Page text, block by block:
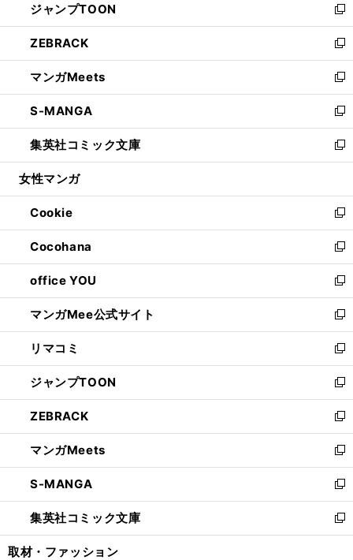
く
で
開
く
ド
ウ
で
開
く
ィ
ン
ド
ウ
で
開
く
い
ウ
ィ
ン
ド
ウ
で
開
く
ジャンプTOON
新
し
い
ウ
ィ
ン
ド
ウ
で
開
ZEBRACK
新
し
い
ウ
ィ
ン
ド
ウ
開
く
マンガMeets
新
し
い
ウ
ィ
ン
ウ
で
開
く
S-MANGA
新
し
い
ウ
ン
ド
ウ
で
開
く
集英社コミック文庫
新
し
ウ
ィ
ン
ド
ウ
で
開
く
女性マンガ
Cookie
新
し
い
ウ
ィ
ン
ド
ウ
で
開
く
Cocohana
新
し
い
ウ
ィ
ン
ド
ウ
で
開
く
office YOU
新
し
い
ウ
ィ
ン
ド
ウ
で
開
く
マンガMee公式サイト
新
し
い
ウ
ィ
ン
ド
ウ
で
開
く
リマコミ
新
し
い
ウ
ィ
ン
ド
ウ
で
開
く
ジャンプTOON
新
し
い
ウ
ィ
ン
ド
ウ
で
開
ZEBRACK
新
し
い
ウ
ィ
ン
ド
ウ
マンガMeets
新
し
い
ウ
ィ
ン
S-MANGA
新
し
い
ウ
集英社コミック文庫
新
し
取材・ファッション